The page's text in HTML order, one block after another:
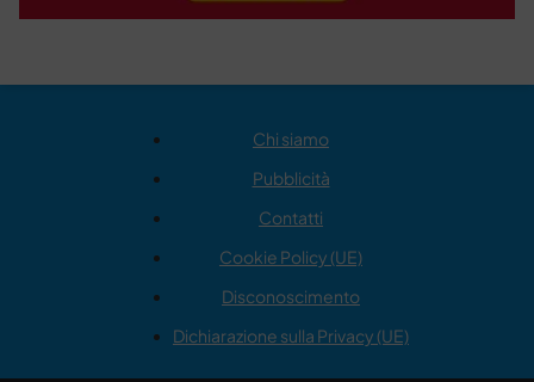
Chi siamo
Pubblicità
Contatti
Cookie Policy (UE)
Disconoscimento
Dichiarazione sulla Privacy (UE)